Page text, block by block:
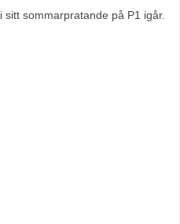
sommarpratande på P1 igår.